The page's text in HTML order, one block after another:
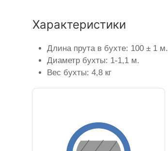
Характеристики
Длина прута в бухте: 100 ± 1 м.
Диаметр бухты: 1-1,1 м.
Вес бухты: 4,8 кг